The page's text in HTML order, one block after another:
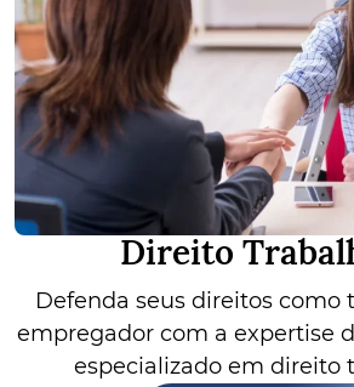
Direito
Defenda seus direitos como
empregador com a expertise
especializado em direito